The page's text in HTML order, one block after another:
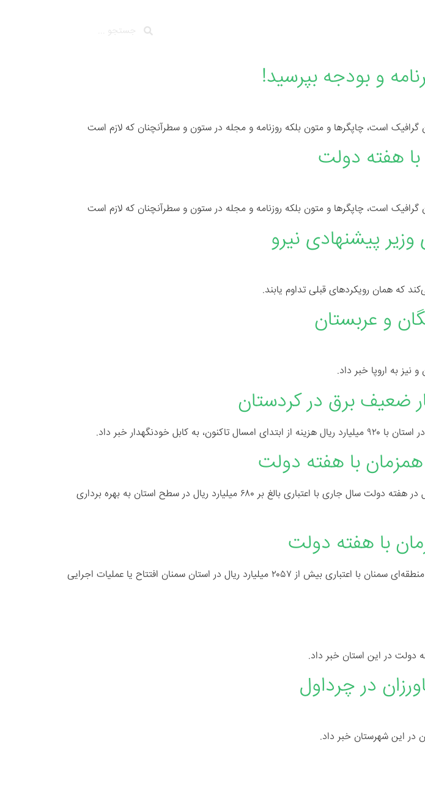
و بودجه بپرسید!
است، چاپگرها و متون بلکه روزنامه و مجله در ستون و سطرآنچنان که لازم است
است، چاپگرها و متون بلکه روزنامه و مجله در ستون و سطرآنچنان که لازم است
پیشنهادی نیرو
که همان رویکرد‌های قبلی تداوم یابند.
و عربستان
به اروپا خبر داد.
همزمان با هفته دولت
مدیر عامل شرکت توزیع نیروی برق استان اردبیل گفت: پروژه‌های برق رسانی استان اردبیل در هفته دولت سال جاری با اعتباری بالغ بر ۶۸۰ میلیارد ریال در سطح استان به بهره برداری
مدیرعامل شرکت برق منطقه‌ای سمنان گفت: همزمان با هفته دولت ۱۸ پروژه شرکت برق منطقه‌ای سمنان با اعتباری بیش از ۲۰۵۷ میلیارد ریال در استان سمنان افتتاح یا عملیات اجرایی
در چرداول
در این شهرستان خبر داد.